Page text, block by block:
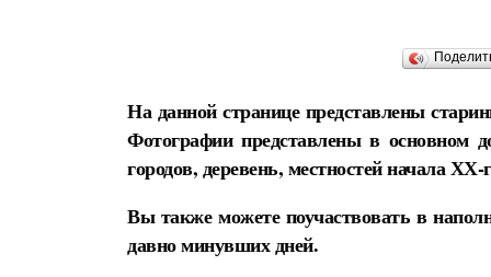
На данной странице представлены
Фотографии представлены в основном
городов, деревень, местностей начала ХХ-
Вы также можете поучаствовать в
давно минувших дней.